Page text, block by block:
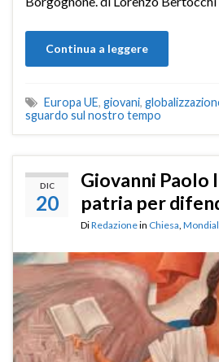
Continua a leggere
Europa UE, giovani,
sguardo sul nostro tempo
DIC
20
Giovanni Paolo
patria per
DiRedazionein Chiesa